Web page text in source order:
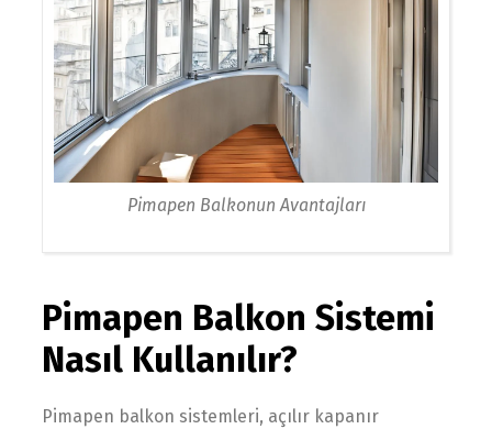
Pimapen Balkonun Avantajları
Pimapen Balkon Sistemi
Nasıl Kullanılır?
Pimapen balkon sistemleri, açılır kapanır